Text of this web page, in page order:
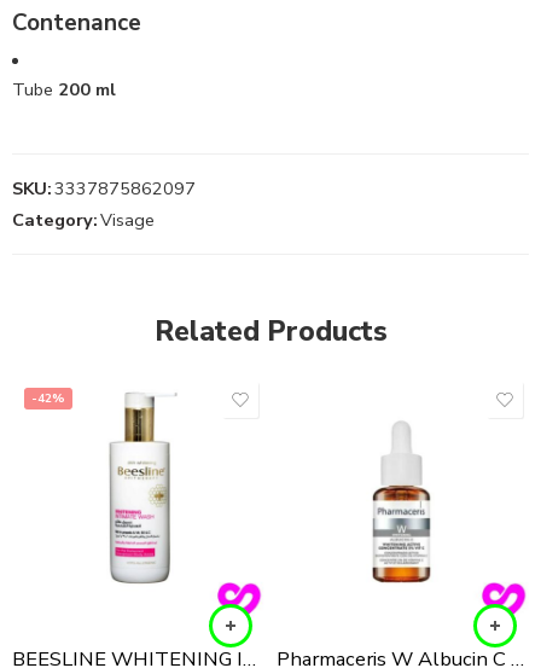
Contenance
Tube 200 ml
SKU:3337875862097
Category:Visage
Related Products
-42%
BEESLINE WHITENING INTIMATE WASH 200ML Pharmaceris W Albucin C 5% Sérum concentré anti-taches, 30ml